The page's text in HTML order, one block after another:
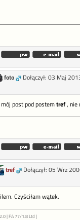
foto
Dołączył: 03 Maj
post pod postemtref, nie
tref
Dołączył: 05 Wrz
Czyściłam wątek.
| FA 77/1.8 Ltd |